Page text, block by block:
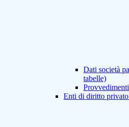
Dati società
tabelle)
Provvedimenti
Enti di diritto